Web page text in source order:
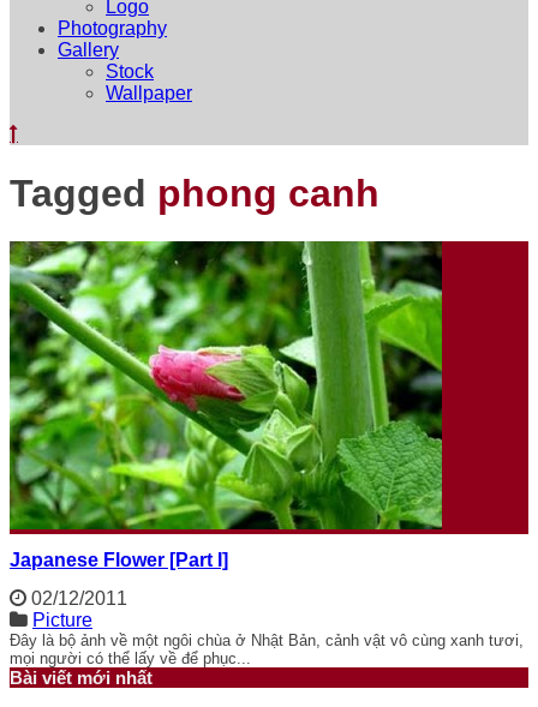
Logo
Photography
Gallery
Stock
Wallpaper
Tagged phong canh
Japanese Flower [Part I]
02/12/2011
Picture
Đây là bộ ảnh về một ngôi chùa ở Nhật Bản, cảnh vật vô cùng xanh tươi,
mọi người có thể lấy về để phục...
Bài viết mới nhất